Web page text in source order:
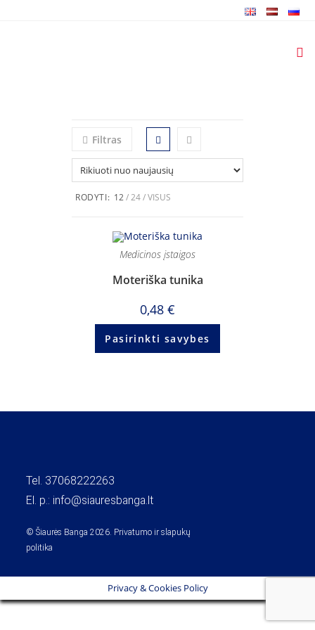
Filtras
RODYTI: 12 24 VISUS
Medicinos įstaigos
Moteriška tunika
0,48 €
Pasirinkti savybes
Tel. 37068222263
El. p.: info@siauresbanga.lt
© Šiaurės Banga 2026. Privatumo ir slapukų
politika
Privacy & Cookies Policy